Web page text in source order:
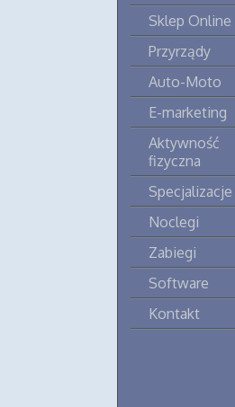
Sklep Online
Przyrządy
Auto-Moto
E-marketing
Aktywność
fizyczna
Specjalizacje
Noclegi
Zabiegi
Software
Kontakt